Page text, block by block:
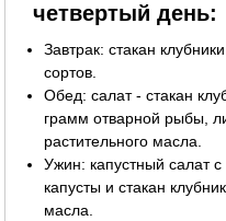
четвертый день:
Завтрак: стакан
сортов.
Обед: салат - стакан
грамм отварной рыбы,
растительного масла.
Ужин: капустный салат
капусты и стакан
масла.